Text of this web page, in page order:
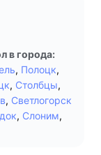
в города:
, Полоцк,
, Столбцы,
, Светлогорск
, Слоним,